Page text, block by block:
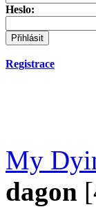
Heslo:
Registrace
My
dagon